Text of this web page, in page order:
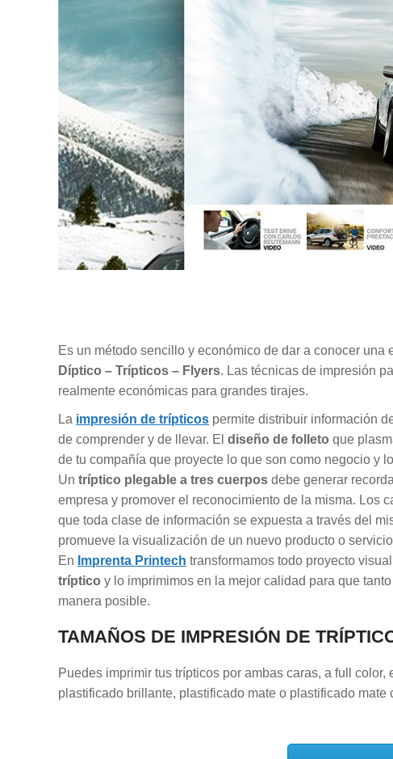
Es un método sencillo y económico de dar a conocer una
Díptico – Trípticos – Flyers. Las técnicas de impresión
realmente económicas para grandes tirajes.
La impresión de trípticos permite distribuir información
de comprender y de llevar. El diseño de folleto que
de tu compañía que proyecte lo que son como negocio y
Un tríptico plegable a tres cuerpos debe generar
empresa y promover el reconocimiento de la misma. Los
que toda clase de información se expuesta a través del
promueve la visualización de un nuevo producto o
En Imprenta Printech transformamos todo proyecto
tríptico y lo imprimimos en la mejor calidad para que
manera posible.
TAMAÑOS DE IMPRESIÓN DE
Puedes imprimir tus trípticos por ambas caras, a full
plastificado brillante, plastificado mate o plastificado mate